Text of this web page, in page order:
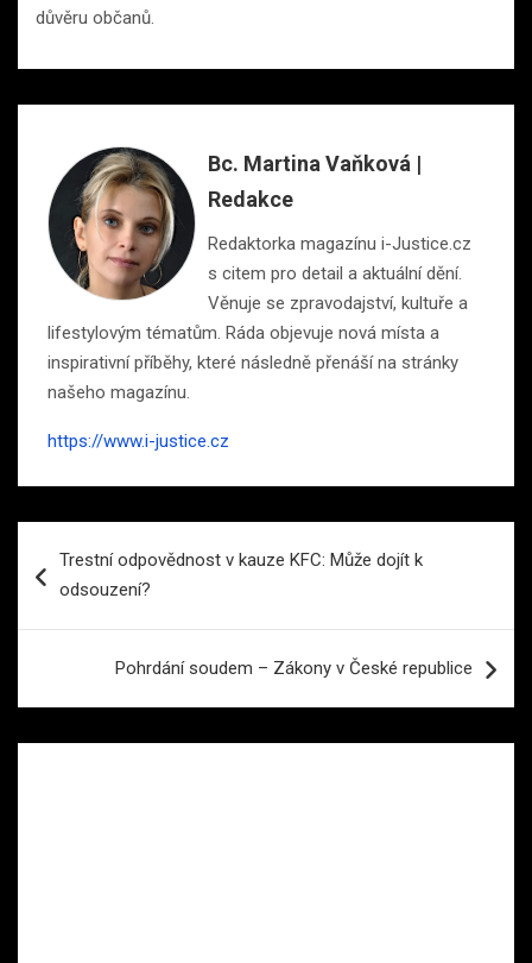
důvěru občanů.
Bc. Martina Vaňková |
Redakce
Redaktorka magazínu i-Justice.cz
s citem pro detail a aktuální dění.
Věnuje se zpravodajství, kultuře a
lifestylovým tématům. Ráda objevuje nová místa a
inspirativní příběhy, které následně přenáší na stránky
našeho magazínu.
https://www.i-justice.cz
proTrestní odpovědnost v kauze KFC: Může dojít k
odsouzení?
Pohrdání soudem – Zákony v České republice